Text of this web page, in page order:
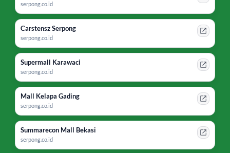
serpong.co.id
Carstensz Serpong
serpong.co.id
Supermall Karawaci
serpong.co.id
Mall Kelapa Gading
serpong.co.id
Summarecon Mall Bekasi
serpong.co.id